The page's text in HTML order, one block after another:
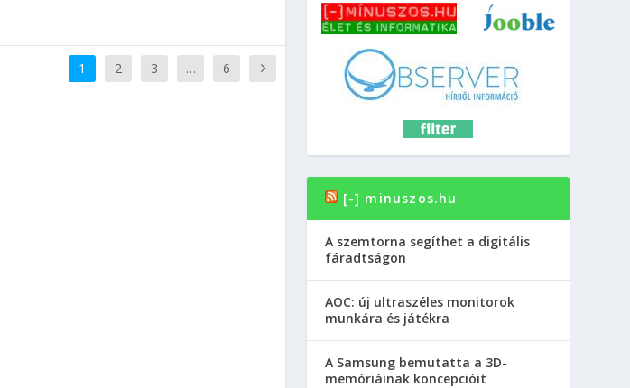
1 2 3 … 6
[-] minuszos.hu
A szemtorna segíthet a digitális
fáradtságon
AOC: új ultraszéles monitorok
munkára és játékra
A Samsung bemutatta a 3D-
memóriáinak koncepcióit